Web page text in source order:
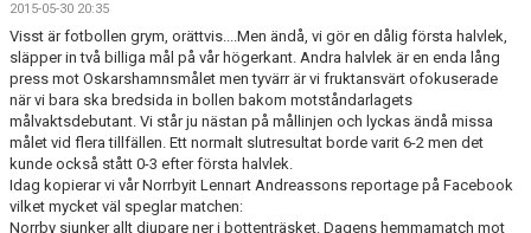
NYHETER
FÖRENINGEN
KALENDER
VÅRA LAG
MATCHER
2015-05-30 20:35
Visst är fotbollen grym, orättvis....Men ändå, vi gör en dålig första halvlek,
släpper in två billiga mål på vår högerkant. Andra halvlek är en enda lång
press mot Oskarshamnsmålet men tyvärr är vi fruktansvärt ofokuserade
när vi bara ska bredsida in bollen bakom motståndarlagets
målvaktsdebutant. Vi står ju nästan på mållinjen och lyckas ändå missa
målet vid flera tillfällen. Ett normalt slutresultat borde varit 6-2 men det
kunde också stått 0-3 efter första halvlek.
Idag kopierar vi vår Norrbyit Lennart Andreassons reportage på Facebook
vilket mycket väl speglar matchen:
Norrby sjunker allt djupare ner i bottenträsket. Dagens hemmamatch mot